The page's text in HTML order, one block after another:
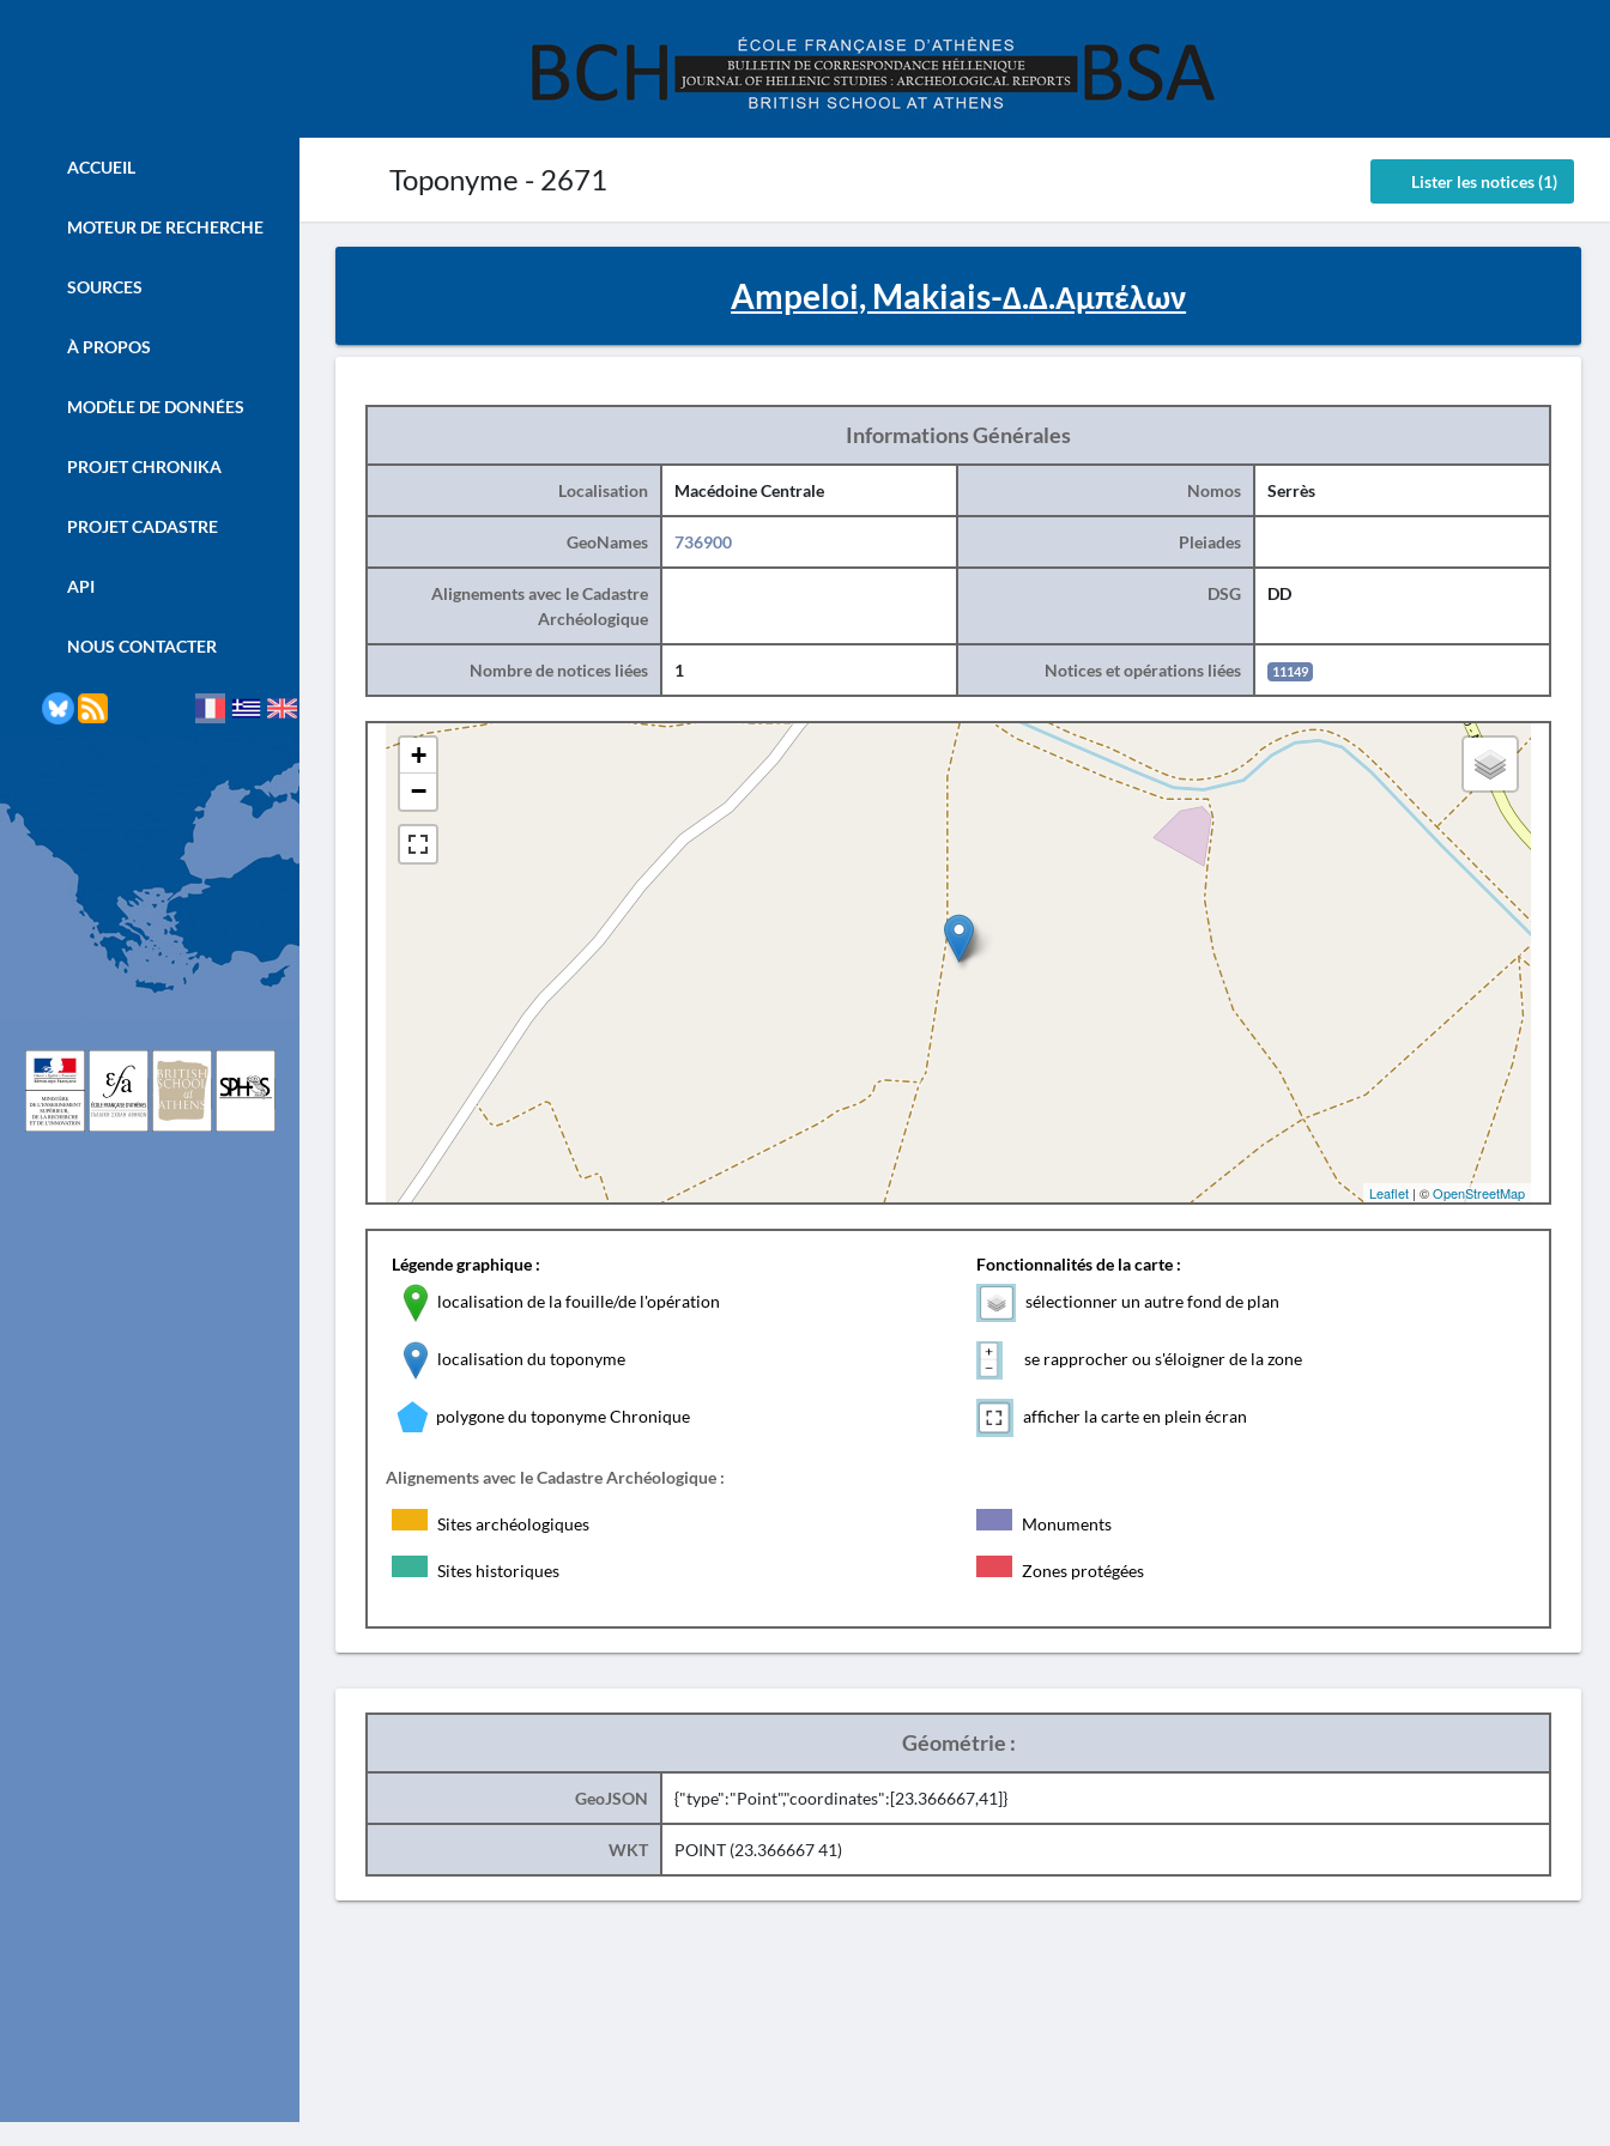
Toponyme - 2671 Lister les notices (1)
ACCUEIL
MOTEUR DE RECHERCHE
SOURCES
À PROPOS
MODÈLE DE DONNÉES
PROJET CHRONIKA
PROJET CADASTRE
API
NOUS CONTACTER
Ampeloi, Makiais-Δ.Δ.Αμπέλων
Informations Générales
Localisation Macédoine Centrale Nomos Serrès
GeoNames 736900 Pleiades
Alignements avec le Cadastre
Archéologique
DSG DD
Nombre de notices liées 1 Notices et opérations liées 11149
+
−
Leaflet | ©OpenStreetMap
Légende graphique :
localisation de la fouille/de l'opération
localisation du toponyme
polygone du toponyme Chronique
Fonctionnalités de la carte :
sélectionner un autre fond de plan
se rapprocher ou s'éloigner de la zone
afficher la carte en plein écran
Alignements avec le Cadastre Archéologique :
Sites archéologiques Monuments
Sites historiques Zones protégées
Géométrie :
GeoJSON {"type":"Point","coordinates":[23.366667,41]}
WKT POINT (23.366667 41)